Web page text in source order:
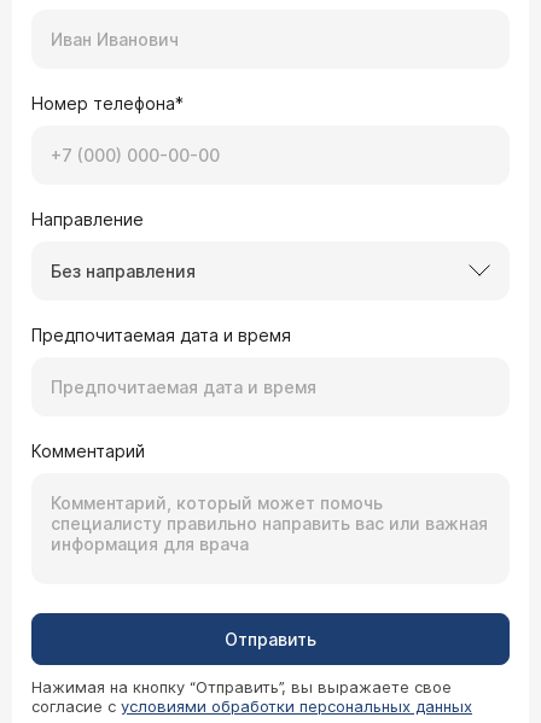
Номер телефона*
Направление
Без направления
Предпочитаемая дата и время
Комментарий
Отправить
Нажимая на кнопку “Отправить”, вы выражаете свое
согласие с условиями обработки персональных данных